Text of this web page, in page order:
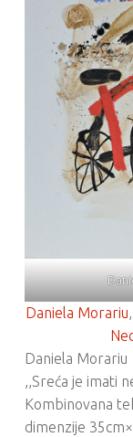
Daniela Morariu
Daniela Morariu
,,Sreća je imati
Kombinovana
dimenzije